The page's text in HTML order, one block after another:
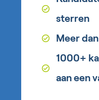
sterren
Meer
1000+
aan een